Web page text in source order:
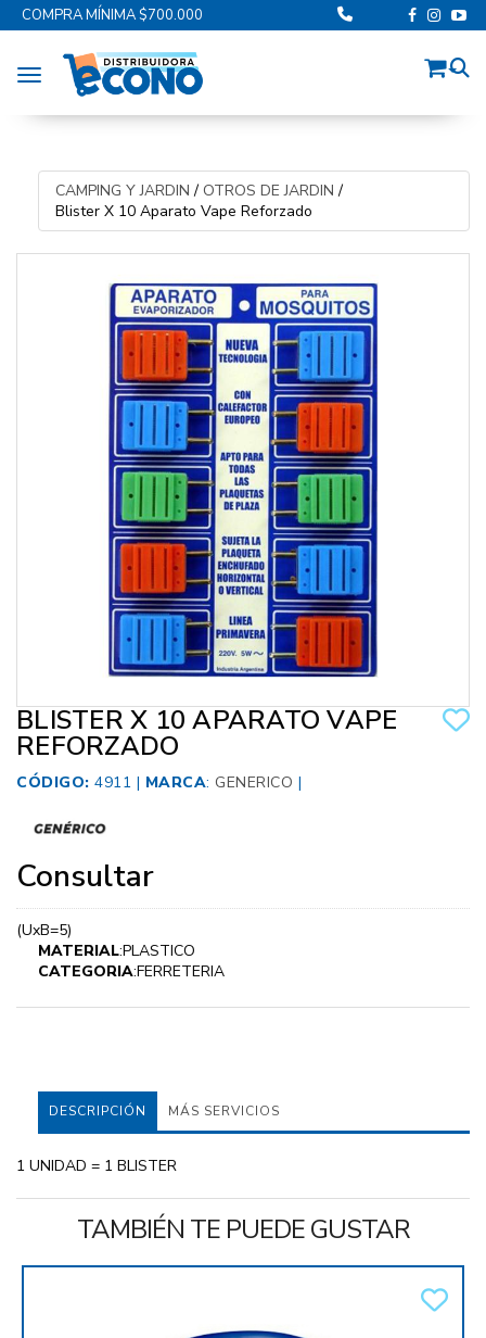
COMPRA MÍNIMA $700.000
Toggle navigation
CAMPING Y JARDIN / OTROS DE JARDIN /
Blister X 10 Aparato Vape Reforzado
BLISTER X 10 APARATO VAPE
REFORZADO
CÓDIGO: 4911 | MARCA: GENERICO |
Consultar
(UxB=5)
MATERIAL:PLASTICO
CATEGORIA:FERRETERIA
DESCRIPCIÓN MÁS SERVICIOS
1 UNIDAD = 1 BLISTER
TAMBIÉN TE PUEDE GUSTAR